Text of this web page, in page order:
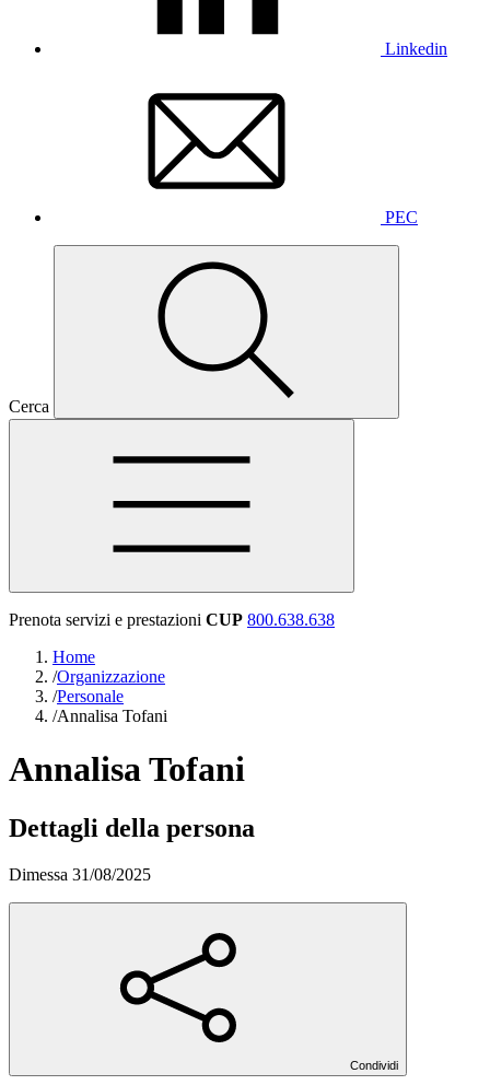
Linkedin
PEC
Cerca
Prenota servizi e prestazioni CUP 800.638.638
Home
/Organizzazione
/Personale
/Annalisa Tofani
Annalisa Tofani
Dettagli della persona
Dimessa 31/08/2025
Condividi